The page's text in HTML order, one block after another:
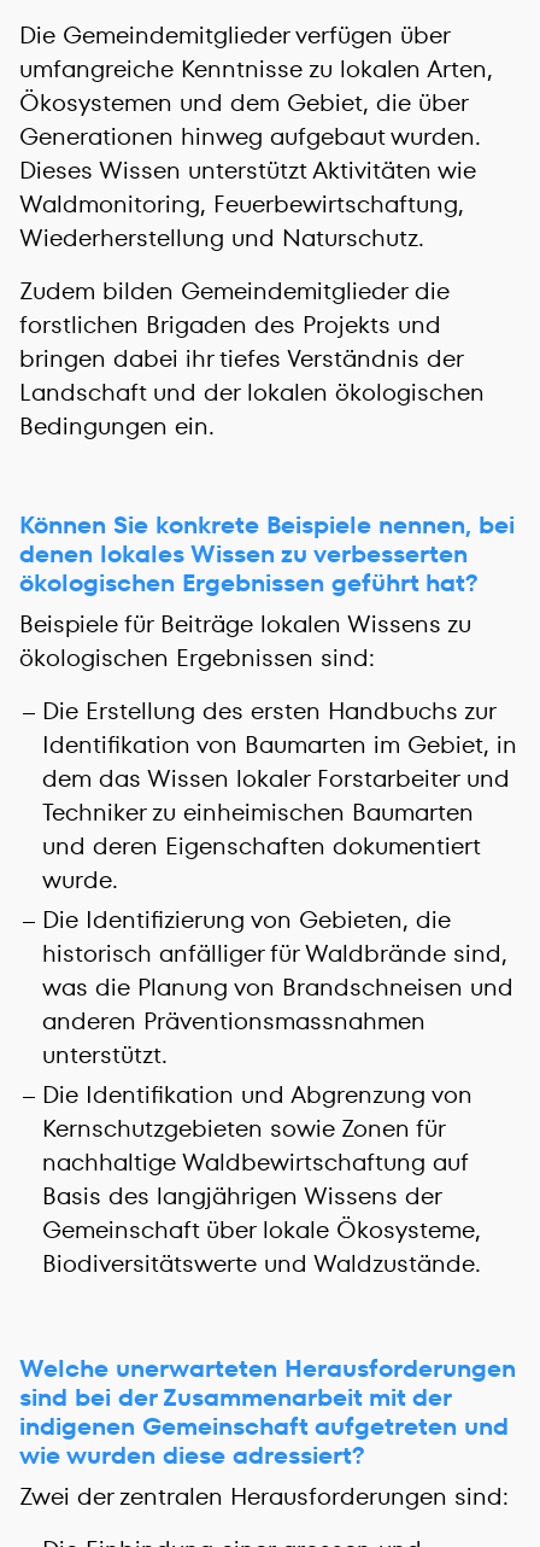
Die Gemeindemitglieder verfügen über
umfangreiche Kenntnisse zu lokalen Arten,
Ökosystemen und dem Gebiet, die über
Generationen hinweg aufgebaut wurden.
Dieses Wissen unterstützt Aktivitäten wie
Waldmonitoring, Feuerbewirtschaftung,
Wiederherstellung und Naturschutz.
Zudem bilden Gemeindemitglieder die
forstlichen Brigaden des Projekts und
bringen dabei ihr tiefes Verständnis der
Landschaft und der lokalen ökologischen
Bedingungen ein.
Können Sie konkrete Beispiele nennen, bei
denen lokales Wissen zu verbesserten
ökologischen Ergebnissen geführt hat?
Beispiele für Beiträge lokalen Wissens zu
ökologischen Ergebnissen sind:
Die Erstellung des ersten Handbuchs zur
Identifikation von Baumarten im Gebiet, in
dem das Wissen lokaler Forstarbeiter und
Techniker zu einheimischen Baumarten
und deren Eigenschaften dokumentiert
wurde.
Die Identifizierung von Gebieten, die
historisch anfälliger für Waldbrände sind,
was die Planung von Brandschneisen und
anderen Präventionsmassnahmen
unterstützt.
Die Identifikation und Abgrenzung von
Kernschutzgebieten sowie Zonen für
nachhaltige Waldbewirtschaftung auf
Basis des langjährigen Wissens der
Gemeinschaft über lokale Ökosysteme,
Biodiversitätswerte und Waldzustände.
Welche unerwarteten Herausforderungen
sind bei der Zusammenarbeit mit der
indigenen Gemeinschaft aufgetreten und
wie wurden diese adressiert?
Zwei der zentralen Herausforderungen sind: